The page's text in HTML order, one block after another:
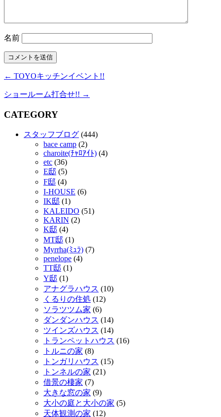
名前
← TOYOキッチンイベント!!
ショールーム打合せ!! →
CATEGORY
スタッフブログ (444)
bace camp (2)
charoite(ﾁｬﾛｱｲﾄ) (4)
etc (36)
E邸 (5)
F邸 (4)
I-HOUSE (6)
IK邸 (1)
KALEIDO (51)
KARIN (2)
K邸 (4)
MT邸 (1)
Myrrha(ﾐｭﾗ) (7)
penelope (4)
TT邸 (1)
Y邸 (1)
アナグラハウス (10)
くるりの住処 (12)
ソラツツム家 (6)
ダンダンハウス (14)
ツインズハウス (14)
トランペットハウス (16)
トルニの家 (8)
トンガリハウス (15)
トンネルの家 (21)
借景の棲家 (7)
大きな窓の家 (9)
大小の庭と大小の家 (5)
天体観測の家 (12)